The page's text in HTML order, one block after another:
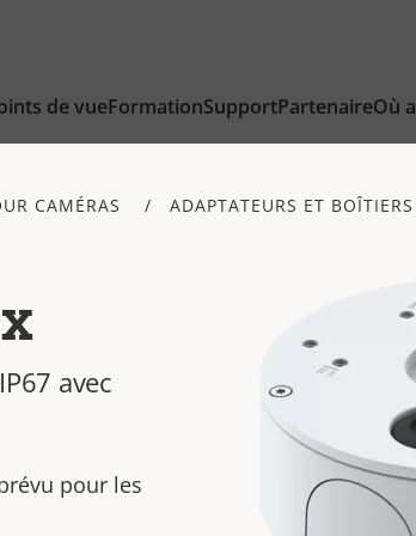
de vueFormationSupportPartenaireOù
CAMÉRAS ADAPTATEURS ET
avec
pour les